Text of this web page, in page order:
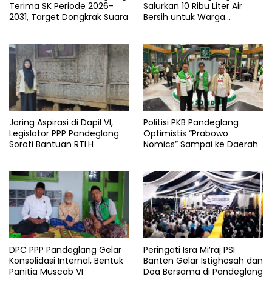
Terima SK Periode 2026-
2031, Target Dongkrak Suara
Salurkan 10 Ribu Liter Air
Bersih untuk Warga
Jaring Aspirasi di Dapil VI,
Legislator PPP Pandeglang
Soroti Bantuan RTLH
Politisi PKB Pandeglang
Optimistis “Prabowo
Nomics” Sampai ke Daerah
DPC PPP Pandeglang Gelar
Konsolidasi Internal, Bentuk
Panitia Muscab VI
Peringati Isra Mi’raj PSI
Banten Gelar Istighosah dan
Doa Bersama di Pandeglang